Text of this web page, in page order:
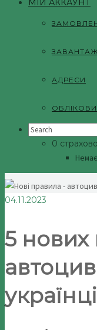
МІЙ АККАУНТ
АДРЕСИ
Search
0
04.11.2023
5